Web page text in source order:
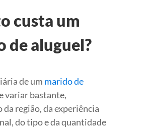
custa um
de aluguel?
de um marido de
variar bastante,
da região, da experiência
do tipo e da quantidade